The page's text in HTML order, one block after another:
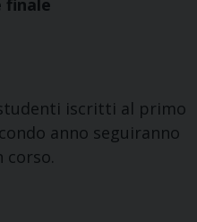
iscritti al primo
anno seguiranno
corso.